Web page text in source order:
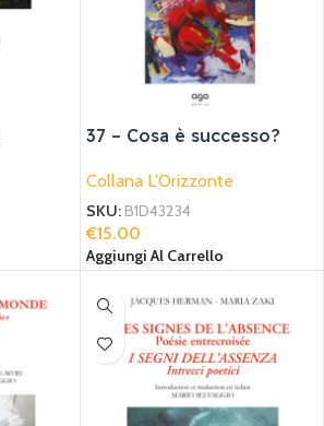
37 – Cosa è successo?
Collana L'Orizzonte
SKU: B1D43234
€15.00
Aggiungi Al Carrello